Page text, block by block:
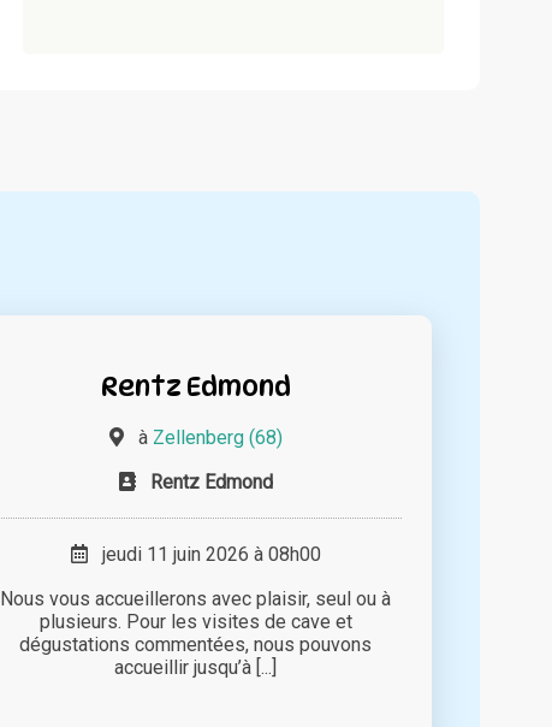
Rentz Edmond
à Zellenberg (68)
Rentz Edmond
jeudi 11 juin 2026 à 08h00
Nous vous accueillerons avec plaisir, seul ou à
plusieurs. Pour les visites de cave et
dégustations commentées, nous pouvons
accueillir jusqu’à [...]